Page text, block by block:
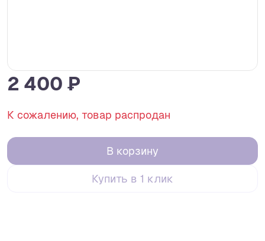
2 400 ₽
К сожалению, товар распродан
В корзину
Купить в 1 клик